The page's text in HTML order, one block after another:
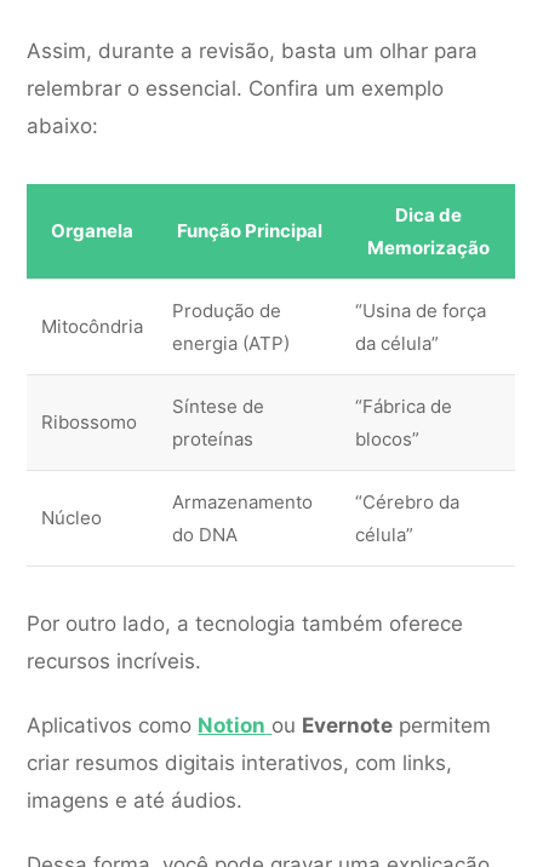
Assim, durante a revisão, basta um olhar para
relembrar o essencial. Confira um exemplo
abaixo:
Organela Função Principal
Dica de
Memorização
Mitocôndria
Produção de
energia (ATP)
“Usina de força
da célula”
Ribossomo
Síntese de
proteínas
“Fábrica de
blocos”
Núcleo
Armazenamento
do DNA
“Cérebro da
célula”
Por outro lado, a tecnologia também oferece
recursos incríveis.
Aplicativos como Notion ou Evernote permitem
criar resumos digitais interativos, com links,
imagens e até áudios.